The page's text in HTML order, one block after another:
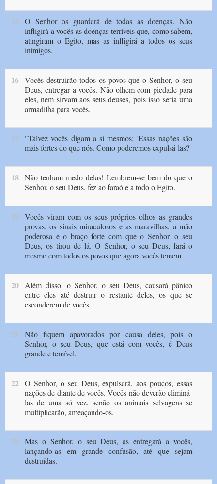
15
O Senhor os guardará de todas as doenças. Não
infligirá a vocês as doenças terríveis que, como sabem,
atingiram o Egito, mas as infligirá a todos os seus
inimigos.
16 Vocês destruirão todos os povos que o Senhor, o seu
Deus, entregar a vocês. Não olhem com piedade para
eles, nem sirvam aos seus deuses, pois isso seria uma
armadilha para vocês.
17
"Talvez vocês digam a si mesmos: 'Essas nações são
mais fortes do que nós. Como poderemos expulsá-las?'
18 Não tenham medo delas! Lembrem-se bem do que o
Senhor, o seu Deus, fez ao faraó e a todo o Egito.
19 Vocês viram com os seus próprios olhos as grandes
provas, os sinais miraculosos e as maravilhas, a mão
poderosa e o braço forte com que o Senhor, o seu
Deus, os tirou de lá. O Senhor, o seu Deus, fará o
mesmo com todos os povos que agora vocês temem.
20
Além disso, o Senhor, o seu Deus, causará pânico
entre eles até destruir o restante deles, os que se
esconderem de vocês.
21
Não fiquem apavorados por causa deles, pois o
Senhor, o seu Deus, que está com vocês, é Deus
grande e temível.
22 O Senhor, o seu Deus, expulsará, aos poucos, essas
nações de diante de vocês. Vocês não deverão eliminá-
las de uma só vez, senão os animais selvagens se
multiplicarão, ameaçando-os.
23
Mas o Senhor, o seu Deus, as entregará a vocês,
lançando-as em grande confusão, até que sejam
destruídas.